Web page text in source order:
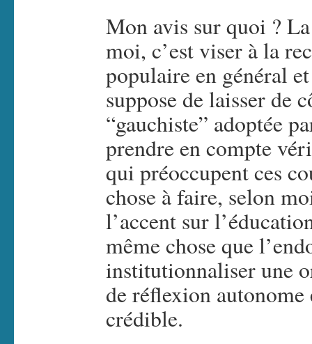
Mon avis sur quoi ?
moi, c’est viser à la
populaire en général
suppose de laisser de
“gauchiste” adoptée
prendre en compte
qui préoccupent ces
chose à faire, selon
l’accent sur
même chose que
institutionnaliser une
de réflexion
crédible.